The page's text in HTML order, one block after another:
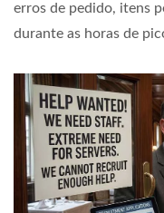
erros de pedido, itens
durante as horas de